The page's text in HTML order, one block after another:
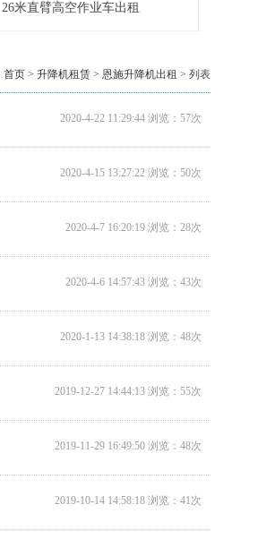
26米直臂高空作业车出租
首页 > 升降机租赁 > 恩施升降机出租 > 列表
2020-4-22 11:29:44 浏览：57次
2020-4-15 13:27:22 浏览：50次
2020-4-7 16:20:19 浏览：28次
2020-4-6 14:57:43 浏览：43次
2020-1-13 14:38:18 浏览：48次
2019-12-27 14:44:13 浏览：55次
2019-11-29 16:49:50 浏览：48次
2019-10-14 14:58:18 浏览：41次